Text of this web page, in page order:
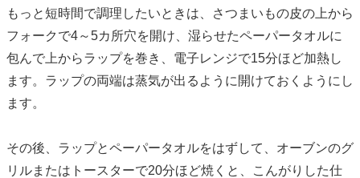
もっと短時間で調理したいときは、さつまいもの皮の上から
フォークで4～5カ所穴を開け、湿らせたペーパータオルに
包んで上からラップを巻き、電子レンジで15分ほど加熱し
ます。ラップの両端は蒸気が出るように開けておくようにし
ます。
その後、ラップとペーパータオルをはずして、オーブンのグ
リルまたはトースターで20分ほど焼くと、こんがりした仕